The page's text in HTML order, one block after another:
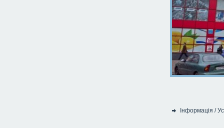
Категорія:
Інформація /